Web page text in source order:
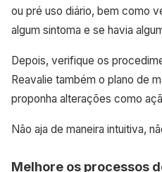
ou pré uso diário, bem como
algum sintoma e se havia
Depois, verifique os
Reavalie também o plano de
proponha alterações como
Não aja de maneira intuitiva,
Melhore os processos